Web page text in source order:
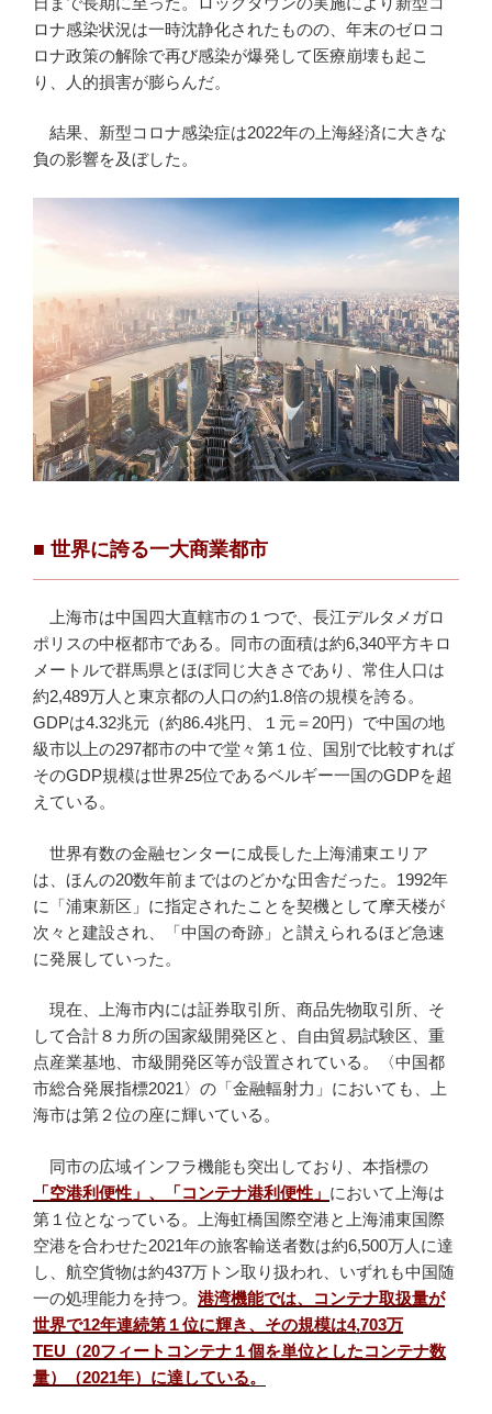
ロナ感染状況は一時沈静化されたものの、年末のゼロコ
ロナ政策の解除で再び感染が爆発して医療崩壊も起こ
り、人的損害が膨らんだ。
結果、新型コロナ感染症は2022年の上海経済に大きな
負の影響を及ぼした。
■ 世界に誇る一大商業都市
上海市は中国四大直轄市の１つで、長江デルタメガロ
ポリスの中枢都市である。同市の面積は約6,340平方キロ
メートルで群馬県とほぼ同じ大きさであり、常住人口は
約2,489万人と東京都の人口の約1.8倍の規模を誇る。
GDPは4.32兆元（約86.4兆円、１元＝20円）で中国の地
級市以上の297都市の中で堂々第１位、国別で比較すれば
そのGDP規模は世界25位であるベルギー一国のGDPを超
えている。
世界有数の金融センターに成長した上海浦東エリア
は、ほんの20数年前まではのどかな田舎だった。1992年
に「浦東新区」に指定されたことを契機として摩天楼が
次々と建設され、「中国の奇跡」と讃えられるほど急速
に発展していった。
現在、上海市内には証券取引所、商品先物取引所、そ
して合計８カ所の国家級開発区と、自由貿易試験区、重
点産業基地、市級開発区等が設置されている。〈中国都
市総合発展指標2021〉の「金融輻射力」においても、上
海市は第２位の座に輝いている。
同市の広域インフラ機能も突出しており、本指標の
「空港利便性」、「コンテナ港利便性」 において上海は
第１位となっている。上海虹橋国際空港と上海浦東国際
空港を合わせた2021年の旅客輸送者数は約6,500万人に達
し、航空貨物は約437万トン取り扱われ、いずれも中国随
一の処理能力を持つ。 港湾機能では、コンテナ取扱量が
世界で12年連続第１位に輝き、その規模は4,703万
TEU（20フィートコンテナ１個を単位としたコンテナ数
量）（2021年）に達している。